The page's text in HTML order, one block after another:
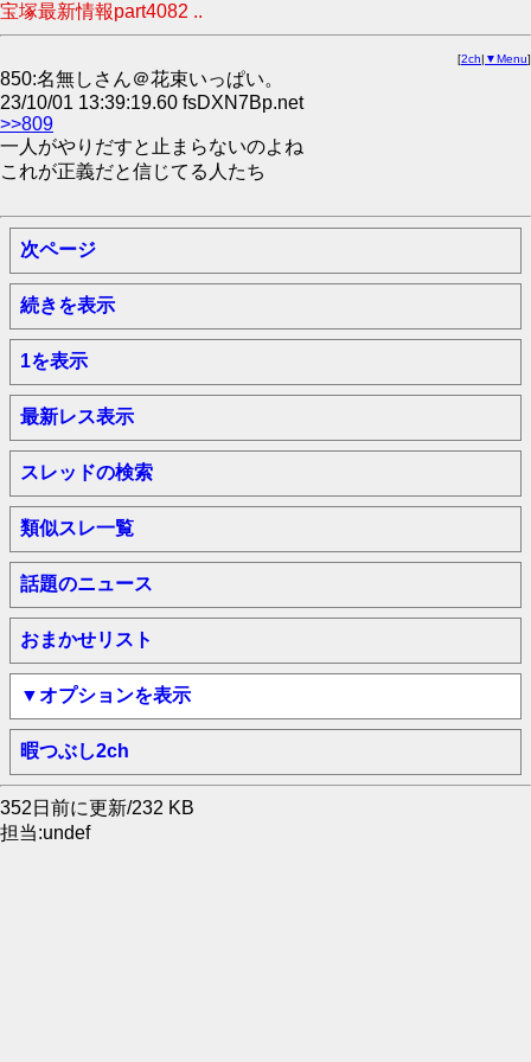
宝塚最新情報part4082 ..
[2ch| ▼Menu]
850:名無しさん＠花束いっぱい。
23/10/01 13:39:19.60 fsDXN7Bp.net
>>809
一人がやりだすと止まらないのよね
これが正義だと信じてる人たち
次ページ
続きを表示
1を表示
最新レス表示
スレッドの検索
類似スレ一覧
話題のニュース
おまかせリスト
▼オプションを表示
暇つぶし2ch
352日前に更新/232 KB
担当:undef